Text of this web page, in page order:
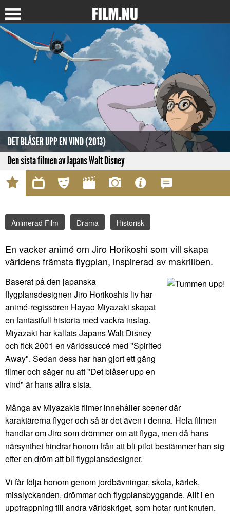
DET BLÅSER UPP EN VIND (2013)
Den sista filmen av Japans Walt Disney
Animerad Film Drama Historisk
En vacker animé om Jiro Horikoshi som vill skapa
världens främsta flygplan, inspirerad av makrillben.
Baserat på den japanska
flygplansdesignen Jiro Horikoshis liv har
animé-regissören Hayao Miyazaki skapat
en fantasifull historia med vackra inslag.
Miyazaki har kallats Japans Walt Disney
och fick 2001 en världssuccé med "Spirited
Away". Sedan dess har han gjort ett gäng
filmer och säger nu att "Det blåser upp en
vind" är hans allra sista.
Många av Miyazakis filmer innehåller scener där
karaktärerna flyger och så är det även i denna. Hela filmen
handlar om Jiro som drömmer om att flyga, men då hans
närsynthet hindrar honom från att bli pilot bestämmer han sig
efter en dröm att bli flygplansdesigner.
Vi får följa honom genom jordbävningar, skola, kärlek,
misslyckanden, drömmar och flygplansbyggande. Allt i en
upptrappning till andra världskriget, som hotar runt knuten.